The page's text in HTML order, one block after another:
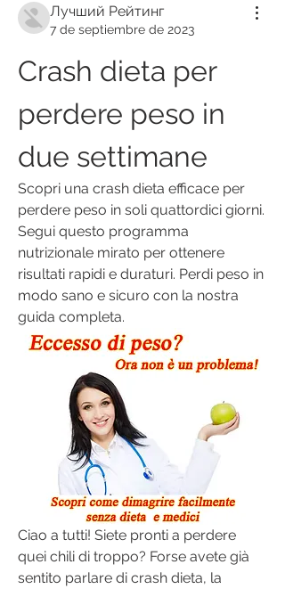
Лучший Рейтинг
7 de septiembre de 2023
Crash dieta per
perdere peso in
due settimane
Scopri una crash dieta efficace per
perdere peso in soli quattordici giorni.
Segui questo programma
nutrizionale mirato per ottenere
risultati rapidi e duraturi. Perdi peso in
modo sano e sicuro con la nostra
guida completa.
Ciao a tutti! Siete pronti a perdere
quei chili di troppo? Forse avete già
sentito parlare di crash dieta, la